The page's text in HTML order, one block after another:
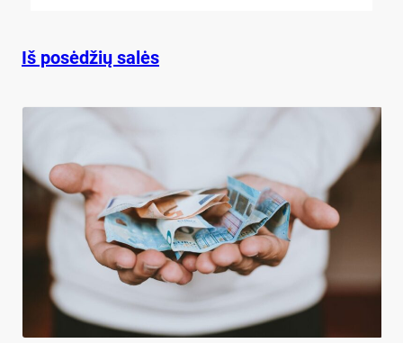
Iš posėdžių salės